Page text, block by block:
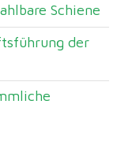
Schiene
der